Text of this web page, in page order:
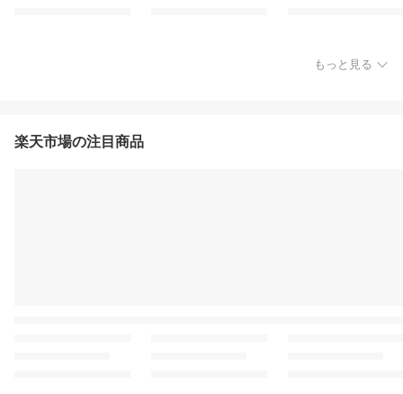
もっと見る
楽天市場の注目商品